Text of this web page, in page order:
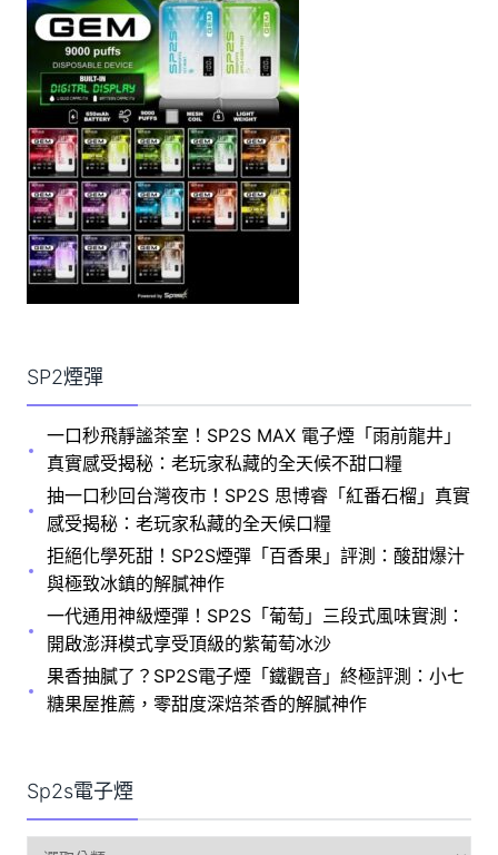
SP2煙彈
一口秒飛靜謐茶室！SP2S MAX 電子煙「雨前龍井」
真實感受揭秘：老玩家私藏的全天候不甜口糧
抽一口秒回台灣夜市！SP2S 思博睿「紅番石榴」真實
感受揭秘：老玩家私藏的全天候口糧
拒絕化學死甜！SP2S煙彈「百香果」評測：酸甜爆汁
與極致冰鎮的解膩神作
一代通用神級煙彈！SP2S「葡萄」三段式風味實測：
開啟澎湃模式享受頂級的紫葡萄冰沙
果香抽膩了？SP2S電子煙「鐵觀音」終極評測：小七
糖果屋推薦，零甜度深焙茶香的解膩神作
Sp2s電子煙
sp2s